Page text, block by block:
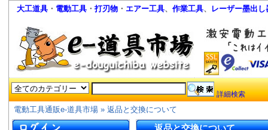
大工道具 ・ 電動工具 ・ 打刃物 ・ エアー工具、 作業工具、 レーザー墨出し
詳細検索
電動工具通販e-道具市場 » 返品と交換について
返品と交換について